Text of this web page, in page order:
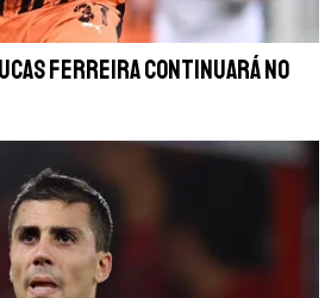
Ferreira continuará no